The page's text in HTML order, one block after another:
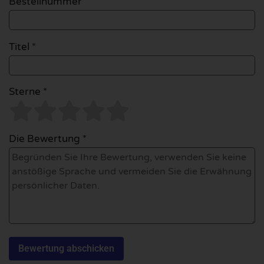
Titel *
Sterne *
Die Bewertung *